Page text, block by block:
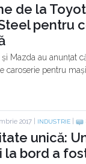
de la
pentru
și Mazda au anunțat
caroserie pentru
2017 | INDUSTRIE
unică:
la bord a